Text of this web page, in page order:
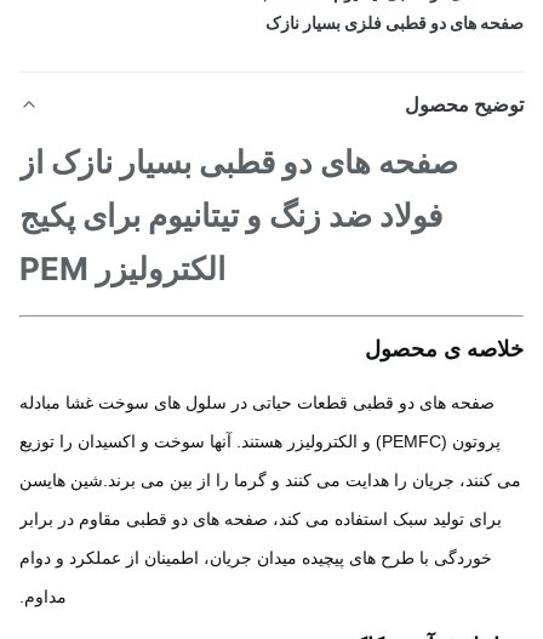
های دو قطبی فلزی بسیار نازک
محصول
صفحه های دو قطبی بسیار نازک از
فولاد ضد زنگ و تیتانیوم برای پکیج
الکترولیزر PEM
ی محصول
صفحه های دو قطبی قطعات حیاتی در سلول های سوخت غشا مبادله
پروتون (PEMFC) و الکترولیزر هستند. آنها سوخت و اکسیدان را توزیع
کنند، جریان را هدایت می کنند و گرما را از بین می برند.شین هایسن
برای تولید سبک استفاده می کند، صفحه های دو قطبی مقاوم در برابر
خوردگی با طرح های پیچیده میدان جریان، اطمینان از عملکرد و دوام
مداوم.